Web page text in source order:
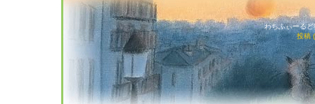
わちふぃーる
投稿